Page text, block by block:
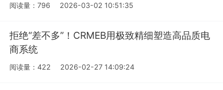
阅读量：796 2026-03-02 10:51:35
拒绝“差不多”！CRMEB用极致精细塑造高品质电
商系统
阅读量：422 2026-02-27 14:09:24